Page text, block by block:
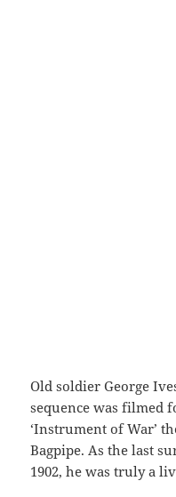
Old soldier George
sequence was filmed
‘Instrument of War’
Bagpipe. As the last
1902, he was truly a